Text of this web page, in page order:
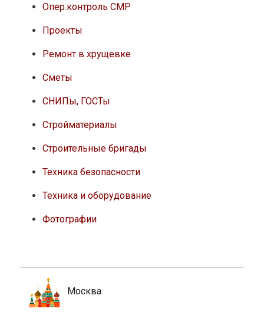
Опер.контроль СМР
Проекты
Ремонт в хрущевке
Сметы
СНИПы, ГОСТы
Стройматериалы
Строительные бригады
Техника безопасности
Техника и оборудование
Фотографии
Москва